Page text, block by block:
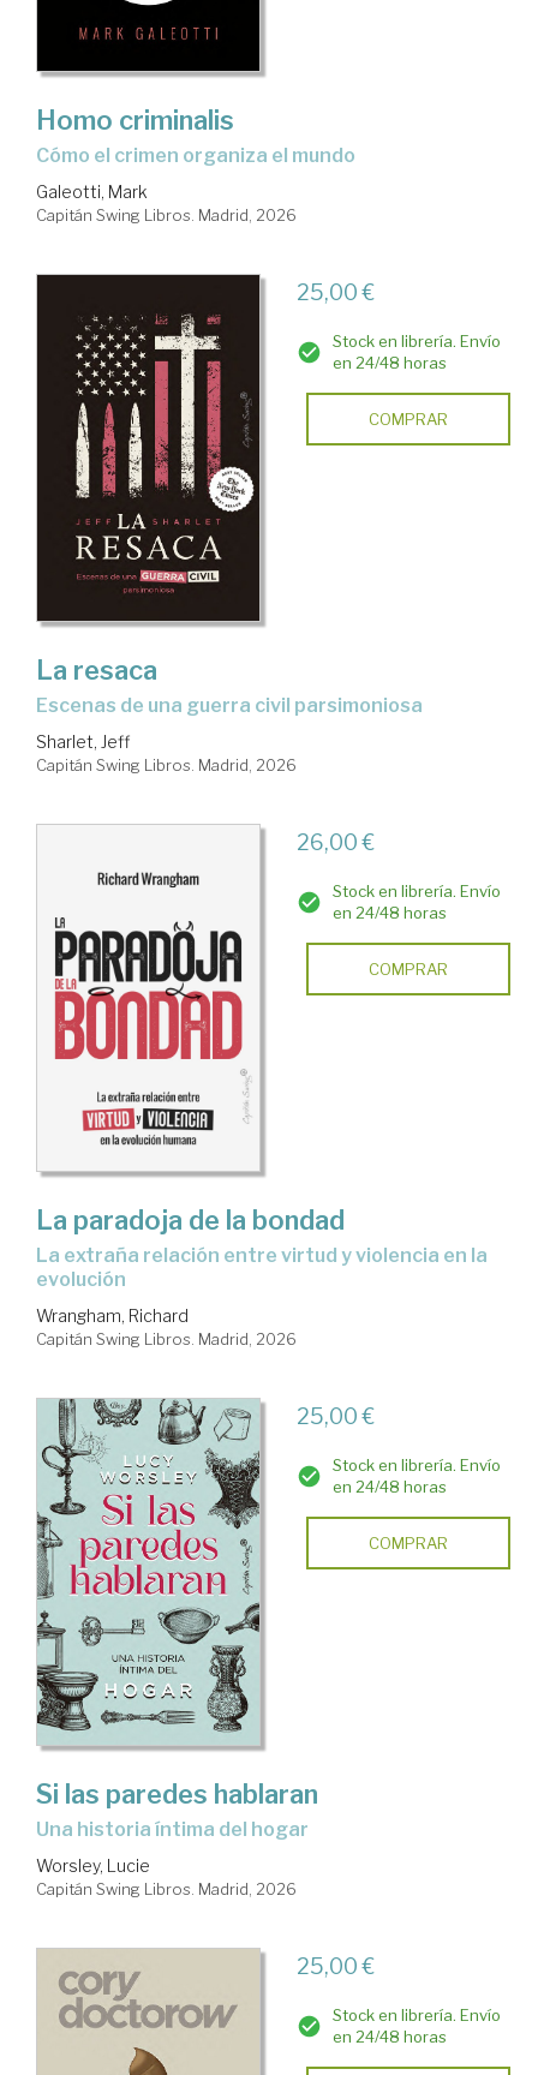
Homo criminalis
Cómo el crimen organiza el mundo
Galeotti, Mark
Capitán Swing Libros. Madrid, 2026
25,00 €
Stock en librería. Envío
en 24/48 horas
COMPRAR
La resaca
Escenas de una guerra civil parsimoniosa
Sharlet, Jeff
Capitán Swing Libros. Madrid, 2026
26,00 €
Stock en librería. Envío
en 24/48 horas
COMPRAR
La paradoja de la bondad
La extraña relación entre virtud y violencia en la
evolución
Wrangham, Richard
Capitán Swing Libros. Madrid, 2026
25,00 €
Stock en librería. Envío
en 24/48 horas
COMPRAR
Si las paredes hablaran
Una historia íntima del hogar
Worsley, Lucie
Capitán Swing Libros. Madrid, 2026
25,00 €
Stock en librería. Envío
en 24/48 horas